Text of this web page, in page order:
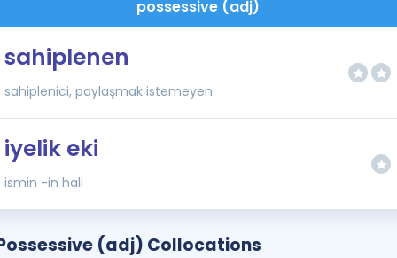
possessive (adj)
sahiplenen
sahiplenici, paylaşmak istemeyen
iyelik eki
ismin -in hali
(adj) Collocations